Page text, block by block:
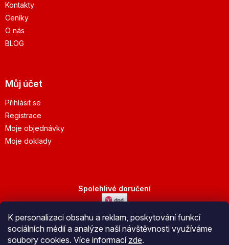
K personalizaci obsahu a reklam, poskytování funkcí
sociálních médií a analýze naší návštěvnosti využíváme
soubory cookies. Více informací zde.
Kontakty
Ceníky
O nás
BLOG
Můj účet
Přihlásit se
Registrace
Moje objednávky
Moje doklady
Spolehlivé doručení
Bezpečná platba